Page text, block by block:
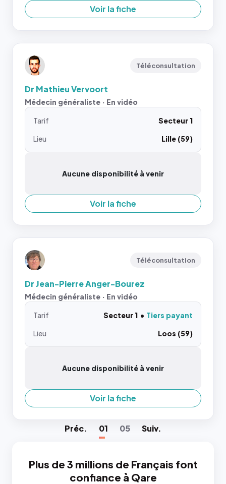
Voir la fiche
Téléconsultation
Dr Mathieu Vervoort
Médecin généraliste · En vidéo
Tarif
Secteur 1
Lieu
Lille (59)
Aucune disponibilité à venir
Voir la fiche
Téléconsultation
Dr Jean-Pierre Anger-Bourez
Médecin généraliste · En vidéo
Tarif Secteur 1
Tiers payant
Lieu
Loos (59)
Aucune disponibilité à venir
Voir la fiche
Préc. 01 05 Suiv.
Plus de 3 millions de Français font
confiance à Qare